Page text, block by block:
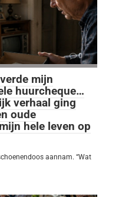
0
mijn
huurcheque…
verhaal ging
oude
hele leven op
aannam. “Wat